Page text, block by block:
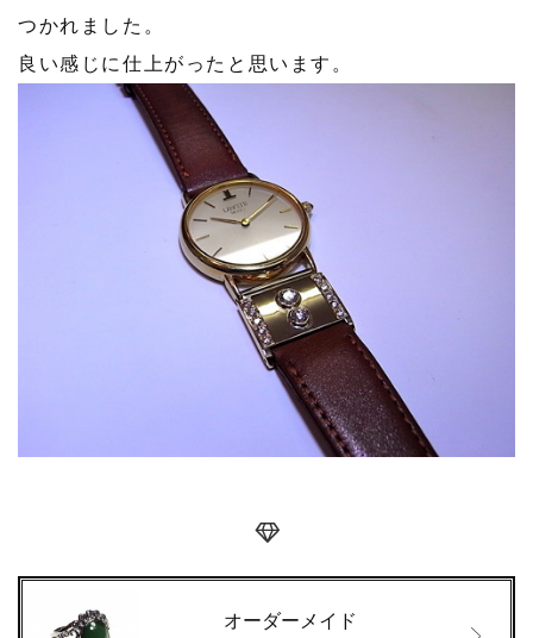
つかれました。
良い感じに仕上がったと思います。
オーダーメイド